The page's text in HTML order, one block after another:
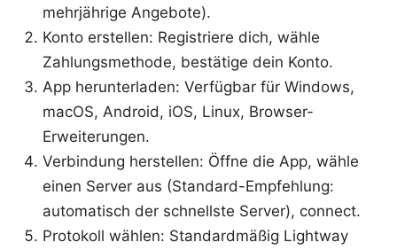
mehrjährige Angebote).
Konto erstellen: Registriere dich, wähle
Zahlungsmethode, bestätige dein Konto.
App herunterladen: Verfügbar für Windows,
macOS, Android, iOS, Linux, Browser-
Erweiterungen.
Verbindung herstellen: Öffne die App, wähle
einen Server aus (Standard-Empfehlung:
automatisch der schnellste Server), connect.
Protokoll wählen: Standardmäßig Lightway